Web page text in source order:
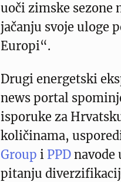
uoči zimske sezone
jačanju svoje uloge
Europi“.
Drugi energetski
news portal
isporuke za
količinama,
Group i PPD navode
pitanju